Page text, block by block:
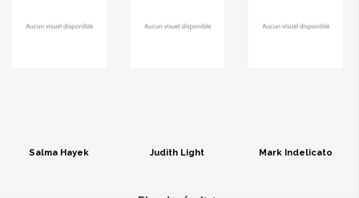
Salma Hayek Judith Light Mark Indelicato